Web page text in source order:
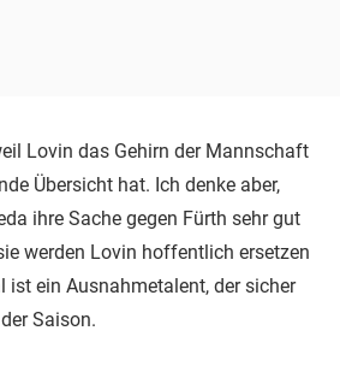
Lovin das Gehirn der Mannschaft
Übersicht hat. Ich denke aber,
ihre Sache gegen Fürth sehr gut
werden Lovin hoffentlich ersetzen
ist ein Ausnahmetalent, der sicher
Saison.